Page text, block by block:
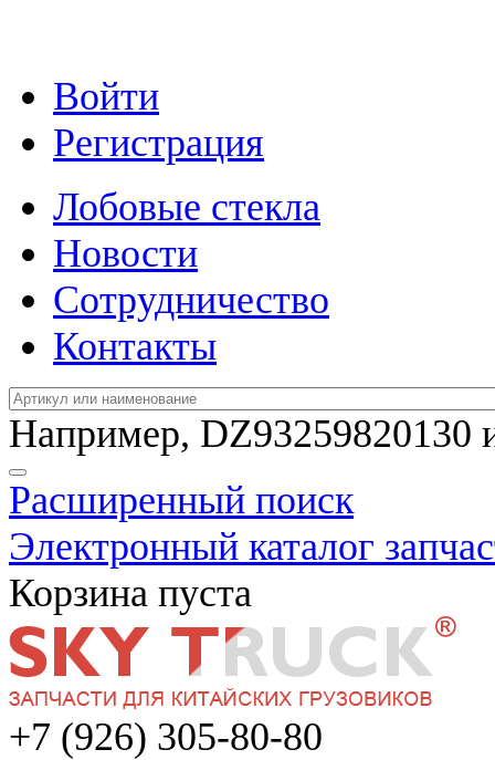
Войти
Регистрация
Лобовые стекла
Новости
Сотрудничество
Контакты
Например, DZ93259820130
Расширенный поиск
Электронный каталог
Корзина пуста
+7 (926) 305-80-80